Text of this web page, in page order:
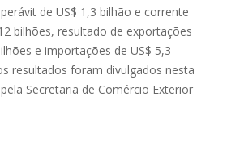
de US$ 1,3 bilhão e corrente
bilhões, resultado de exportações
e importações de US$ 5,3
resultados foram divulgados nesta
Secretaria de Comércio Exterior